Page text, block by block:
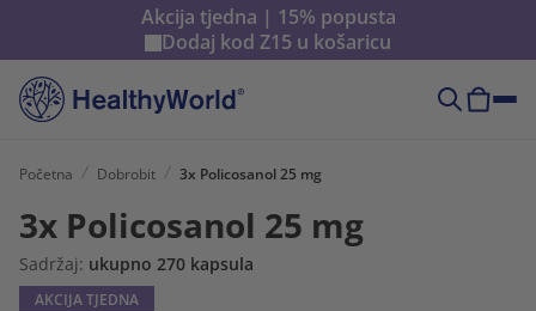
Akcija tjedna | 15% popusta
Dodaj kod Z15 u košaricu
Početna Dobrobit 3x Policosanol 25 mg
3x Policosanol 25 mg
Sadržaj: ukupno 270 kapsula
AKCIJA TJEDNA